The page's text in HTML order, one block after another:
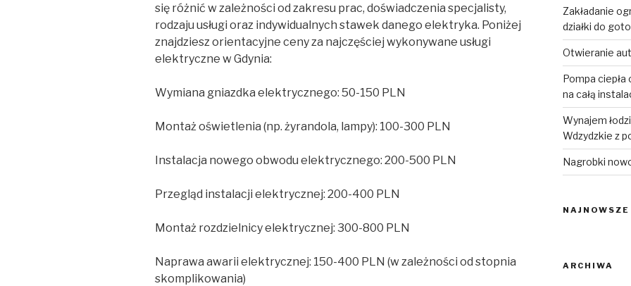
się różnić w zależności od zakresu prac, doświadczenia specjalisty,
rodzaju usługi oraz indywidualnych stawek danego elektryka. Poniżej
znajdziesz orientacyjne ceny za najczęściej wykonywane usługi
elektryczne w Gdynia:
Wymiana gniazdka elektrycznego: 50-150 PLN
Montaż oświetlenia (np. żyrandola, lampy): 100-300 PLN
Instalacja nowego obwodu elektrycznego: 200-500 PLN
Przegląd instalacji elektrycznej: 200-400 PLN
Montaż rozdzielnicy elektrycznej: 300-800 PLN
Naprawa awarii elektrycznej: 150-400 PLN (w zależności od stopnia
skomplikowania)
Zakładanie
działki do
Otwieranie
Pompa ciepła
na całą
Wynajem
Wdzydzkie z
Nagrobki
ARCHIWA